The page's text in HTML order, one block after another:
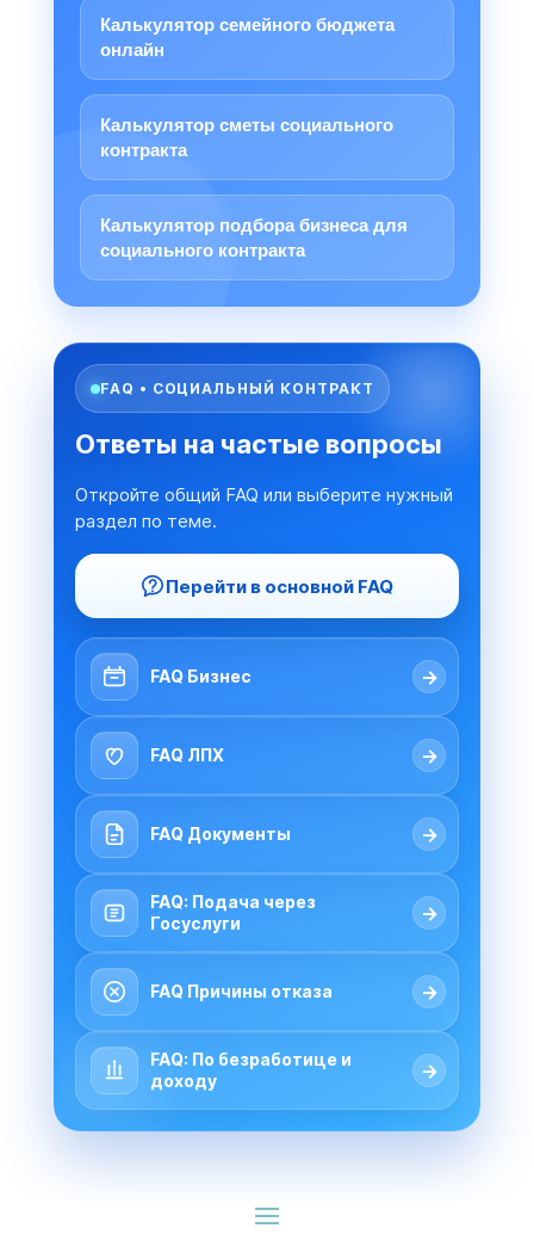
Калькулятор семейного бюджета
онлайн
Калькулятор сметы социального
контракта
Калькулятор подбора бизнеса для
социального контракта
FAQ • СОЦИАЛЬНЫЙ КОНТРАКТ
Ответы на частые вопросы
Откройте общий FAQ или выберите нужный
раздел по теме.
Перейти в основной FAQ
FAQ Бизнес →
FAQ ЛПХ →
FAQ Документы →
FAQ: Подача через
Госуслуги
→
FAQ Причины отказа →
FAQ: По безработице и
доходу
→